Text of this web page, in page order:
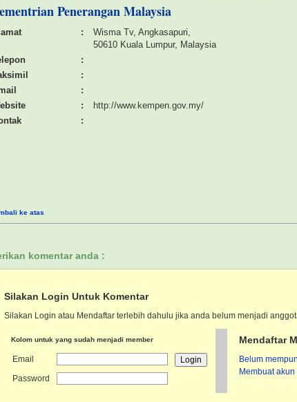
Penerangan Malaysia
:
Wisma Tv, Angkasapuri,
50610 Kuala Lumpur, Malaysia
:
:
:
:
http://www.kempen.gov.my/
:
ke atas
komentar anda :
Silakan Login Untuk Komentar
Silakan Login atau Mendaftar terlebih dahulu jika anda belum menjadi
Kolom untuk yang sudah menjadi member
Email
Password
Mendaftar
Belum
Membuat